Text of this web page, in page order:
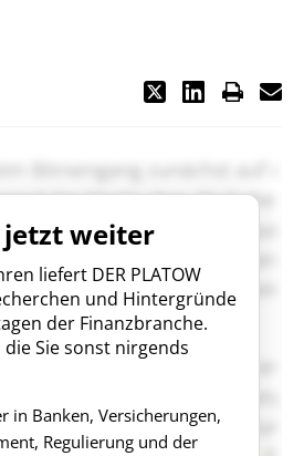
jetzt weiter
liefert DER PLATOW
und Hintergründe
der Finanzbranche.
Sie sonst nirgends
in Banken, Versicherungen,
Regulierung und der